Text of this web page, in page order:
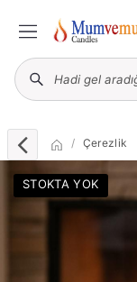
Çerezlik
STOKTA YOK